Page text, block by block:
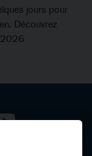
jours pour
Découvrez
2026